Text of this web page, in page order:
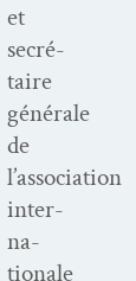
et
secré­
taire
générale
de
l’association
inter­
na­
tionale